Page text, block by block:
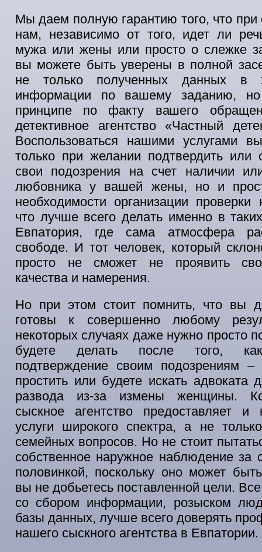
Мы даем полную гарантию того, что
нам, независимо от того, идет ли
мужа или жены или просто о слежке
вы можете быть уверены в полной
не только полученных данных в
информации по вашему заданию,
принципе по факту вашего
детективное агентство «Частный
Воспользоваться нашими услугами
только при желании подтвердить или
свои подозрения на счет наличии
любовника у вашей жены, но и
необходимости организации проверки
что лучше всего делать именно в
Евпатория, где сама атмосфера
свободе. И тот человек, который
просто не сможет не проявить
качества и намерения.
Но при этом стоит помнить, что вы
готовы к совершенно любому
некоторых случаях даже нужно просто
будете делать после того,
подтверждение своим подозрениям –
простить или будете искать адвоката
развода из-за измены женщины.
сыскное агентство предоставляет и
услуги широкого спектра, а не
семейных вопросов. Но не стоит
собственное наружное наблюдение за
половинкой, поскольку оно может
вы не добьетесь поставленной цели.
со сбором информации, розыском
базы данных, лучше всего доверять
нашего сыскного агентства в Евпатории.